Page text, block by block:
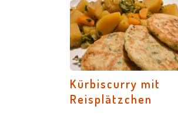
Kürbiscurry mit
Reisplätzchen